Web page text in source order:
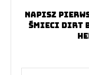
Napisz
śmieci Dirt